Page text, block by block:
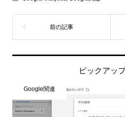
ピックアッ
Google関連